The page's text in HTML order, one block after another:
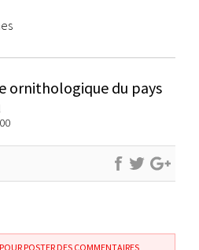
ornithologique du pays
POSTER DES COMMENTAIRES